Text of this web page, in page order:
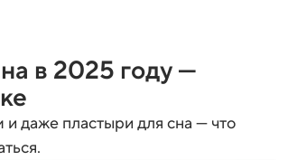
в 2025 году —
даже пластыри для сна — что